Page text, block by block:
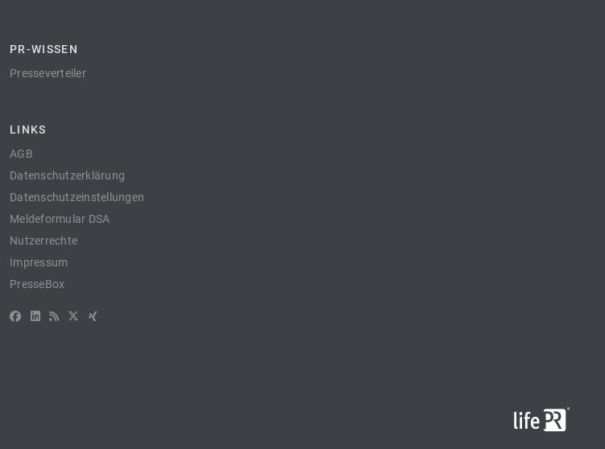
PR-WISSEN
Presseverteiler
LINKS
AGB
Datenschutzerklärung
Datenschutzeinstellungen
Meldeformular DSA
Nutzerrechte
Impressum
PresseBox